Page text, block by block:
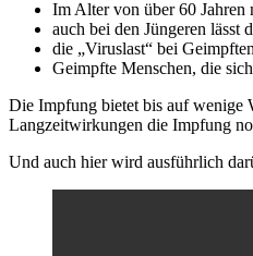
Im Alter von über 60 Jahren
auch bei den Jüngeren lässt
die „Viruslast“ bei
Geimpfte Menschen, die
Die Impfung bietet bis auf wenige
Langzeitwirkungen die Impfung
Und auch hier wird ausführlich